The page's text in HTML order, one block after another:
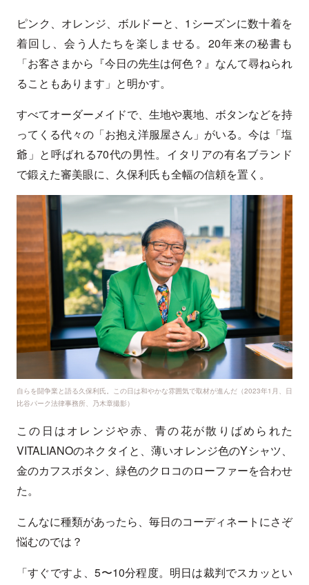
ピンク、オレンジ、ボルドーと、1シーズンに数十着を
着回し、会う人たちを楽しませる。20年来の秘書も
「お客さまから『今日の先生は何色？』なんて尋ねられ
ることもあります」と明かす。
すべてオーダーメイドで、生地や裏地、ボタンなどを持
ってくる代々の「お抱え洋服屋さん」がいる。今は「塩
爺」と呼ばれる70代の男性。イタリアの有名ブランド
で鍛えた審美眼に、久保利氏も全幅の信頼を置く。
自らを闘争業と語る久保利氏。この日は和やかな雰囲気で取材が進んだ（2023年1月、日
比谷パーク法律事務所、乃木章撮影）
この日はオレンジや赤、青の花が散りばめられた
VITALIANOのネクタイと、薄いオレンジ色のYシャツ、
金のカフスボタン、緑色のクロコのローファーを合わせ
た。
こんなに種類があったら、毎日のコーディネートにさぞ
悩むのでは？
「すぐですよ、5〜10分程度。明日は裁判でスカッとい